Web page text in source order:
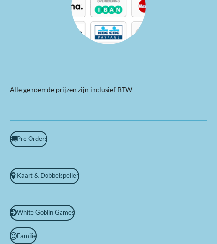
Alle genoemde prijzen zijn inclusief BTW
Pre Orders
Kaart & Dobbelspellen
White Goblin Games
Familie